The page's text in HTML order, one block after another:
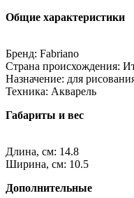
Общие характеристики
Бренд: Fabriano
Страна происхождения:
Назначение: для
Техника: Акварель
Габариты и вес
Длина, см: 14.8
Ширина, см: 10.5
Дополнительные